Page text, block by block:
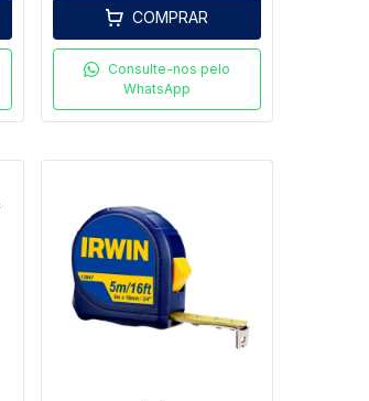
COMPRAR
Consulte-nos pelo
WhatsApp